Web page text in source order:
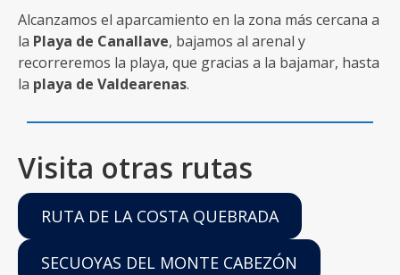
Alcanzamos el aparcamiento en la zona más cercana a
la Playa de Canallave, bajamos al arenal y
recorreremos la playa, que gracias a la bajamar, hasta
la playa de Valdearenas.
Visita otras rutas
RUTA DE LA COSTA QUEBRADA
SECUOYAS DEL MONTE CABEZÓN